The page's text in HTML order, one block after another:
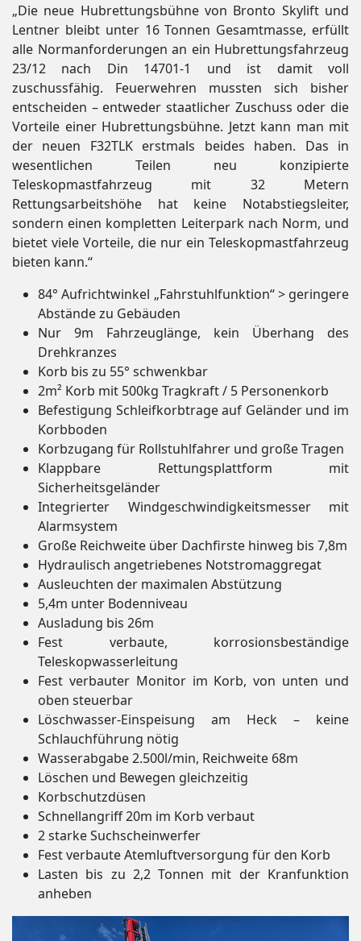
„Die neue Hubrettungsbühne von Bronto Skylift und
Lentner bleibt unter 16 Tonnen Gesamtmasse, erfüllt
alle Normanforderungen an ein Hubrettungsfahrzeug
23/12 nach Din 14701-1 und ist damit voll
zuschussfähig. Feuerwehren mussten sich bisher
entscheiden – entweder staatlicher Zuschuss oder die
Vorteile einer Hubrettungsbühne. Jetzt kann man mit
der neuen F32TLK erstmals beides haben. Das in
wesentlichen Teilen neu konzipierte
Teleskopmastfahrzeug mit 32 Metern
Rettungsarbeitshöhe hat keine Notabstiegsleiter,
sondern einen kompletten Leiterpark nach Norm, und
bietet viele Vorteile, die nur ein Teleskopmastfahrzeug
bieten kann.“
84° Aufrichtwinkel „Fahrstuhlfunktion“ > geringere
Abstände zu Gebäuden
Nur 9m Fahrzeuglänge, kein Überhang des
Drehkranzes
Korb bis zu 55° schwenkbar
2m² Korb mit 500kg Tragkraft / 5 Personenkorb
Befestigung Schleifkorbtrage auf Geländer und im
Korbboden
Korbzugang für Rollstuhlfahrer und große Tragen
Klappbare Rettungsplattform mit
Sicherheitsgeländer
Integrierter Windgeschwindigkeitsmesser mit
Alarmsystem
Große Reichweite über Dachfirste hinweg bis 7,8m
Hydraulisch angetriebenes Notstromaggregat
Ausleuchten der maximalen Abstützung
5,4m unter Bodenniveau
Ausladung bis 26m
Fest verbaute, korrosionsbeständige
Teleskopwasserleitung
Fest verbauter Monitor im Korb, von unten und
oben steuerbar
Löschwasser-Einspeisung am Heck – keine
Schlauchführung nötig
Wasserabgabe 2.500l/min, Reichweite 68m
Löschen und Bewegen gleichzeitig
Korbschutzdüsen
Schnellangriff 20m im Korb verbaut
2 starke Suchscheinwerfer
Fest verbaute Atemluftversorgung für den Korb
Lasten bis zu 2,2 Tonnen mit der Kranfunktion
anheben